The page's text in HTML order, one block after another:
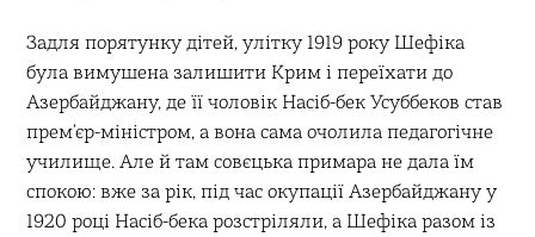
Задля порятунку дітей, улітку 1919 року Шефіка
була вимушена залишити Крим і переїхати до
Азербайджану, де її чоловік Насіб-бек Усуббеков став
прем’єр-міністром, а вона сама очолила педагогічне
училище. Але й там совєцька примара не дала їм
спокою: вже за рік, під час окупації Азербайджану у
1920 році Насіб-бека розстріляли, а Шефіка разом із